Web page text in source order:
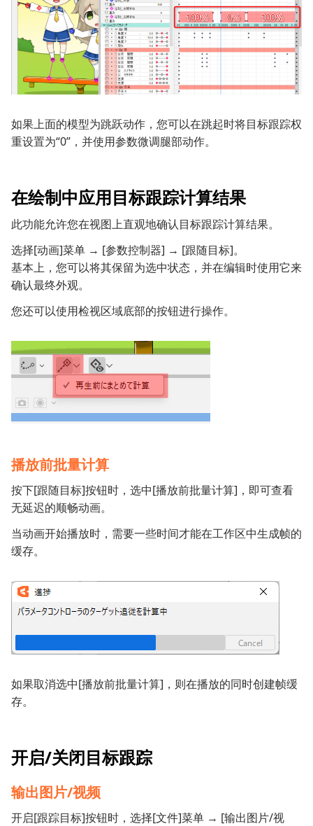
如果上面的模型为跳跃动作，您可以在跳起时将目标跟踪权
重设置为“0”，并使用参数微调腿部动作。
在绘制中应用目标跟踪计算结果
此功能允许您在视图上直观地确认目标跟踪计算结果。
选择[动画]菜单 → [参数控制器] → [跟随目标]。
基本上，您可以将其保留为选中状态，并在编辑时使用它来
确认最终外观。
您还可以使用检视区域底部的按钮进行操作。
播放前批量计算
按下[跟随目标]按钮时，选中[播放前批量计算]，即可查看
无延迟的顺畅动画。
当动画开始播放时，需要一些时间才能在工作区中生成帧的
缓存。
如果取消选中[播放前批量计算]，则在播放的同时创建帧缓
存。
开启/关闭目标跟踪
输出图片/视频
开启[跟踪目标]按钮时，选择[文件]菜单 → [输出图片/视